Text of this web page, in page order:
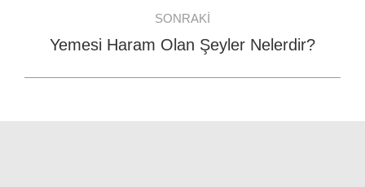
SONRAKI
Next
Yemesi Haram Olan Şeyler Nelerdir?